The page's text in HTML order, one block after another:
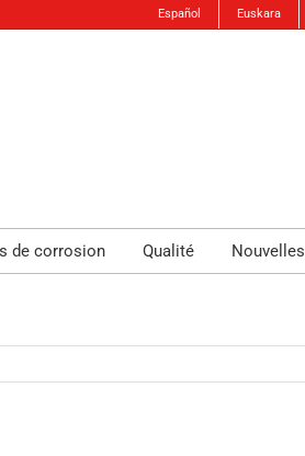
Español Euskara
de corrosion Qualité Nouvelles